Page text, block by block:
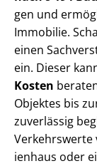
gen und
Immobilie.
einen
ein. Dieser
Kosten
Objektes bis
zuverlässig
Verkehrswerte
i­en­haus oder